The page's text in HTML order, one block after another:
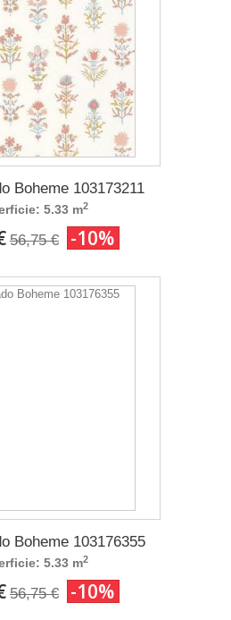
Boheme 103173211
5.33 m2
56,75 € -10%
Boheme 103176355
5.33 m2
56,75 € -10%